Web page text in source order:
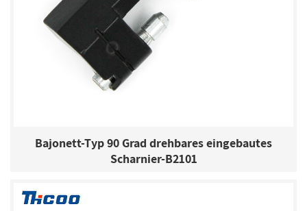
Bajonett-Typ 90 Grad drehbares eingebautes
Scharnier-B2101